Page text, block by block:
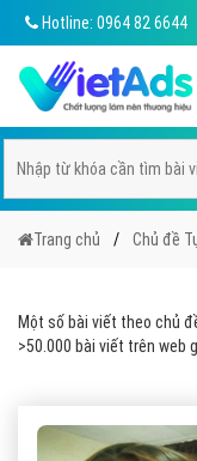
Hotline: 0964 82 6644
Trang chủ Chủ đề
Một số bài viết theo chủ
>50.000 bài viết trên web